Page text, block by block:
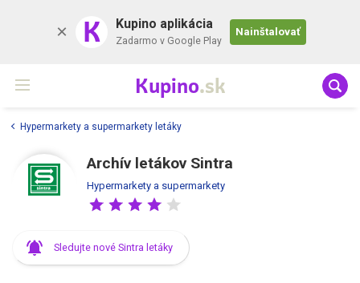
K Kupino aplikácia
Zadarmo v Google Play
Nainštalovať
Kupino.sk
Hypermarkety a supermarkety letáky
Archív letákov Sintra
Hypermarkety a supermarkety
Sledujte nové Sintra letáky